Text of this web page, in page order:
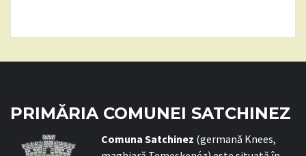
PRIMĂRIA COMUNEI SATCHINEZ
Comuna Satchinez (germană Knees,